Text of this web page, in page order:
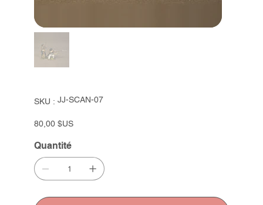
SKU :
SKU
JJ-
JJ-SCAN-07
Prix
80,00 $US
Quantité